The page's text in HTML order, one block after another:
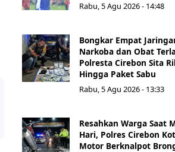
Rabu, 5 Agu 2026 - 14:48
Bongkar Empat
Narkoba dan Obat
Polresta Cirebon Sita
Hingga Paket Sabu
Rabu, 5 Agu 2026 - 13:33
Resahkan Warga Saat
Hari, Polres Cirebon
Motor Berknalpot